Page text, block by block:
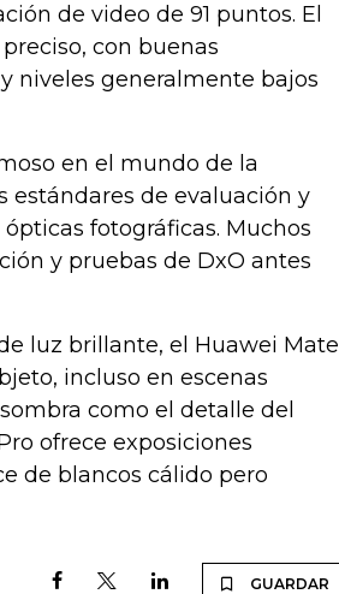
de video de 91 puntos. El
con buenas
niveles generalmente bajos
en el mundo de la
estándares de evaluación y
fotográficas. Muchos
y pruebas de DxO antes
luz brillante, el Huawei Mate
incluso en escenas
como el detalle del
ofrece exposiciones
de blancos cálido pero
GUARDAR